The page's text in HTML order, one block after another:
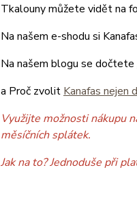
Tkalouny můžete vidět na
Na našem e-shodu si
Na našem blogu se dočtete
a Proč zvolit Kanafas nejen
Využijte možnosti nákupu
měsíčních splátek.
Jak na to? Jednoduše při